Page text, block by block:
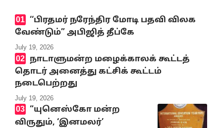
‘‘பிரதமர் நரேந்திர மோடி பதவி விலக
வேண்டும்” அபிஜித் தீப்கே
July 19, 2026
நாடாளுமன்ற மழைக்காலக் கூட்டத்
தொடர் அனைத்து கட்சிக் கூட்டம்
நடைபெற்றது
July 19, 2026
“யுனெஸ்கோ மன்ற
விருதும், ‘இனமலர்’